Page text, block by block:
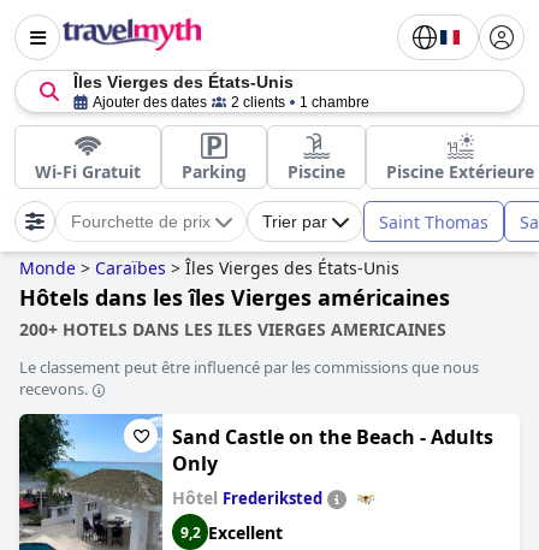
Îles Vierges des États-Unis
Ajouter des dates 2 clients 1 chambre
Wi-Fi Gratuit Parking Piscine Piscine Extérieure
Fourchette de prix Trier par Saint Thomas
Monde > Caraïbes > Îles Vierges des États-Unis
Hôtels dans les îles Vierges américaines
200+ HOTELS DANS LES ILES VIERGES AMERICAINES
Le classement peut être influencé par les commissions que nous
recevons.
Sand Castle on the Beach - Adults
Only
Hôtel Frederiksted
9,2 Excellent